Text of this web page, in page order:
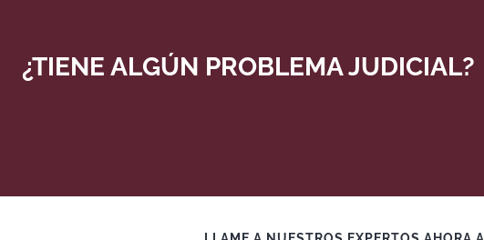
¿TIENE ALGÚN PROBLEMA JUDICIAL?